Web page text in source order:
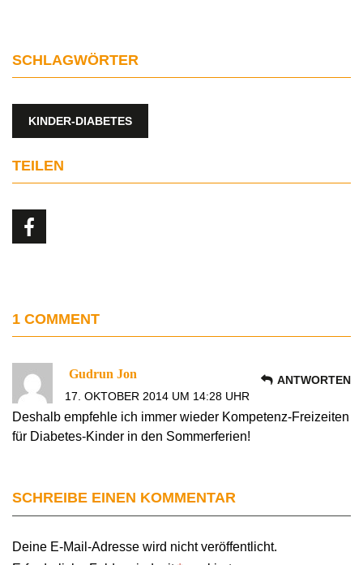
SCHLAGWÖRTER
KINDER-DIABETES
TEILEN
1 COMMENT
Gudrun Jon
17. OKTOBER 2014 UM 14:28 UHR
Deshalb empfehle ich immer wieder Kompetenz-Freizeiten
für Diabetes-Kinder in den Sommerferien!
ANTWORTEN
SCHREIBE EINEN KOMMENTAR
Deine E-Mail-Adresse wird nicht veröffentlicht.